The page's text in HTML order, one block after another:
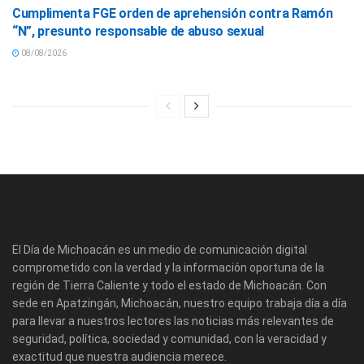
Cumplimenta FGE orden de aprehensión contra Ramón
“N”, presunto responsable de abuso sexual
08/08/2026
El Día de Michoacán es un medio de comunicación digital
comprometido con la verdad y la información oportuna de la
región de Tierra Caliente y todo el estado de Michoacán. Con
sede en Apatzingán, Michoacán, nuestro equipo trabaja día a día
para llevar a nuestros lectores las noticias más relevantes de
seguridad, política, sociedad y comunidad, con la veracidad y
exactitud que nuestra audiencia merece.